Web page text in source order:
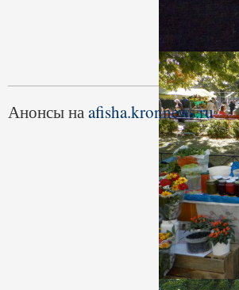
Анонсы наafisha.kronnews.ru